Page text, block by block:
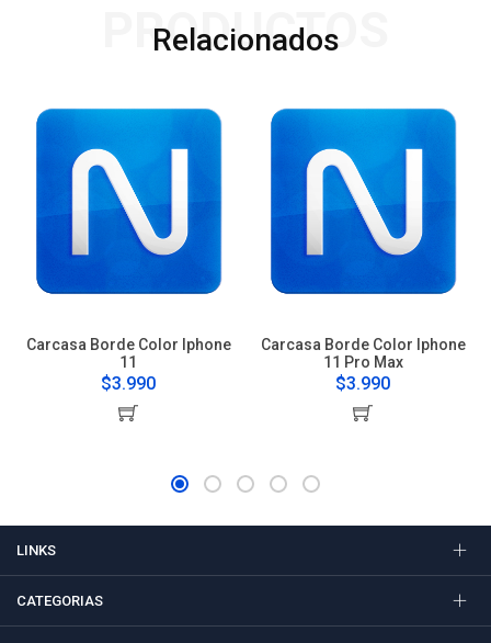
Relacionados
PRODUCTOS
Carcasa Borde Color Iphone
11
$3.990
Carcasa Borde Color Iphone
11 Pro Max
$3.990
LINKS
CATEGORIAS